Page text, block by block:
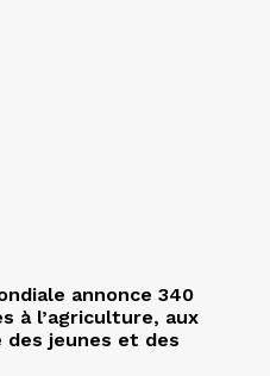
annonce 340
à l’agriculture, aux
jeunes et des